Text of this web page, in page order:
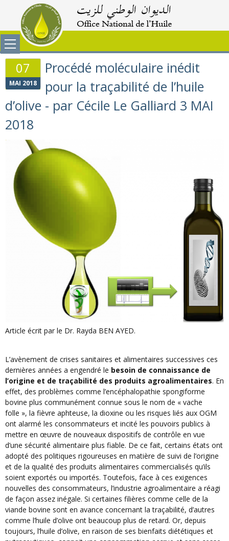
07
MAI 2018
Procédé moléculaire inédit
pour la traçabilité de l’huile
d’olive - par Cécile Le Galliard 3 MAI
2018
Article écrit par le Dr. Rayda BEN AYED.
L’avènement de crises sanitaires et alimentaires successives ces
dernières années a engendré le besoin de connaissance de
l’origine et de traçabilité des produits agroalimentaires. En
effet, des problèmes comme l’encéphalopathie spongiforme
bovine plus communément connue sous le nom de « vache
folle », la fièvre aphteuse, la dioxine ou les risques liés aux OGM
ont alarmé les consommateurs et incité les pouvoirs publics à
mettre en œuvre de nouveaux dispositifs de contrôle en vue
d’une sécurité alimentaire plus fiable. De ce fait, certains états ont
adopté des politiques rigoureuses en matière de suivi de l’origine
et de la qualité des produits alimentaires commercialisés qu’ils
soient exportés ou importés. Toutefois, face à ces exigences
nouvelles des consommateurs, l’industrie agroalimentaire a réagi
de façon assez inégale. Si certaines filières comme celle de la
viande bovine sont en avance concernant la traçabilité, d’autres
comme l’huile d’olive ont beaucoup plus de retard. Or, depuis
toujours, l’huile d’olive, en raison de ses bienfaits diététiques et